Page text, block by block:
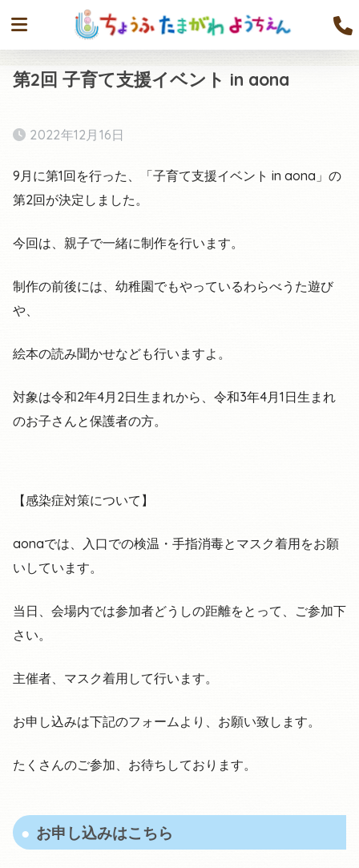
第2回 子育て支援イベント in aona
2022年12月16日
9月に第1回を行った、「子育て支援イベント in aona」の
第2回が決定しました。
今回は、親子で一緒に制作を行います。
制作の前後には、幼稚園でもやっているわらべうた遊び
や、
絵本の読み聞かせなども行いますよ。
対象は令和2年4月2日生まれから、令和3年4月1日生まれ
のお子さんと保護者の方。
【感染症対策について】
aonaでは、入口での検温・手指消毒とマスク着用をお願
いしています。
当日、会場内では参加者どうしの距離をとって、ご参加下
さい。
主催者、マスク着用して行います。
お申し込みは下記のフォームより、お願い致します。
たくさんのご参加、お待ちしております。
お申し込みはこちら